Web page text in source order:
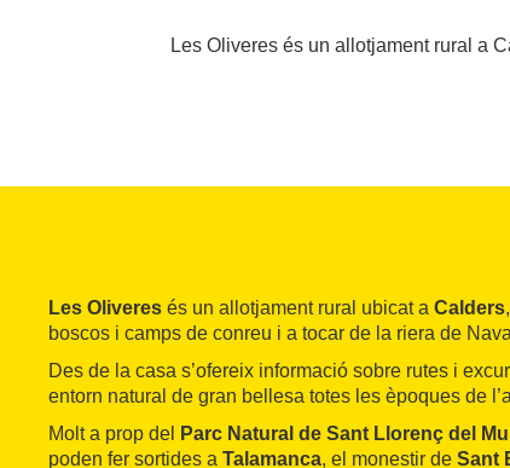
Les Oliveres és un allotjament rural a
Les Oliveres és un allotjament rural ubicat a Calders
boscos i camps de conreu i a tocar de la riera de
Des de la casa s’ofereix informació sobre rutes i
entorn natural de gran bellesa totes les èpoques de
Molt a prop del
Parc Natural de Sant Llorenç del
poden fer sortides a Talamanca, el monestir de Sant